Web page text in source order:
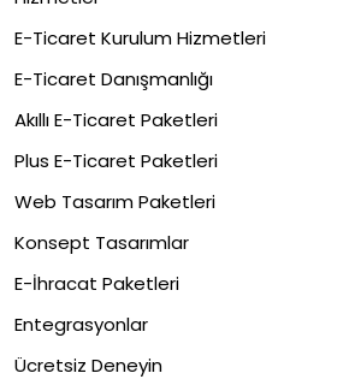
E-Ticaret Kurulum Hizmetleri
E-Ticaret Danışmanlığı
Akıllı E-Ticaret Paketleri
Plus E-Ticaret Paketleri
Web Tasarım Paketleri
Konsept Tasarımlar
E-İhracat Paketleri​
Entegrasyonlar
Ücretsiz Deneyin